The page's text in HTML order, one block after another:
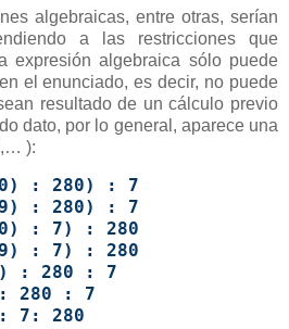
algebraicas, entre otras, serían
a las restricciones que
expresión algebraica sólo puede
el enunciado, es decir, no puede
resultado de un cálculo previo
dato, por lo general, aparece una
):
: 280) : 7
: 280) : 7
: 7) : 280
: 7) : 280
: 280 : 7
280 : 7
7: 280